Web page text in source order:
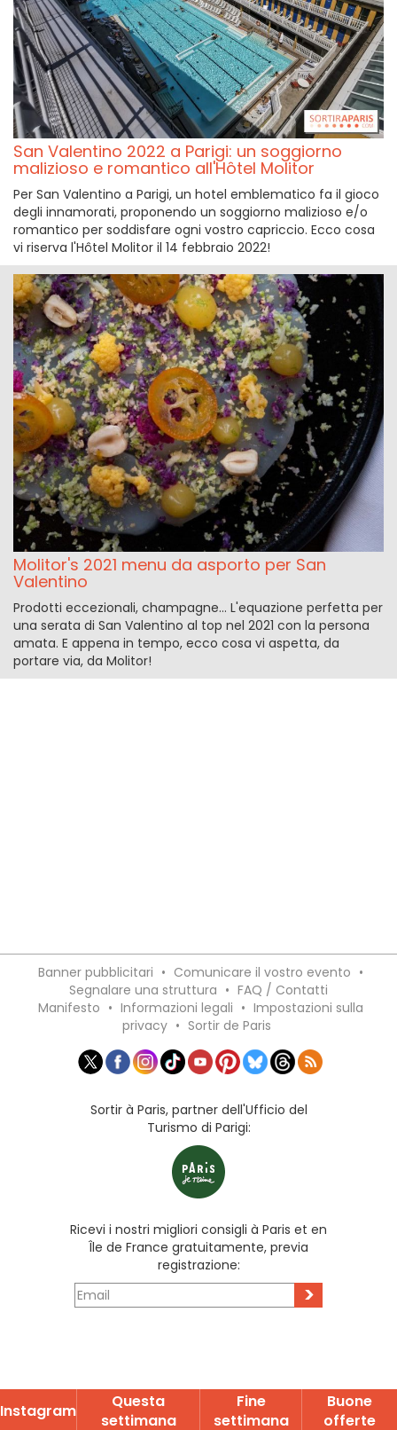
San Valentino 2022 a Parigi: un soggiorno
malizioso e romantico all'Hôtel Molitor
Per San Valentino a Parigi, un hotel emblematico fa il gioco
degli innamorati, proponendo un soggiorno malizioso e/o
romantico per soddisfare ogni vostro capriccio. Ecco cosa
vi riserva l'Hôtel Molitor il 14 febbraio 2022!
Molitor's 2021 menu da asporto per San
Valentino
Prodotti eccezionali, champagne... L'equazione perfetta per
una serata di San Valentino al top nel 2021 con la persona
amata. E appena in tempo, ecco cosa vi aspetta, da
portare via, da Molitor!
Banner pubblicitari • Comunicare il vostro evento •
Segnalare una struttura • FAQ / Contatti
Manifesto • Informazioni legali • Impostazioni sulla
privacy • Sortir de Paris
Sortir à Paris, partner dell'Ufficio del
Turismo di Parigi:
Ricevi i nostri migliori consigli à Paris et en
Île de France gratuitamente, previa
registrazione:
>
Instagram
Questa
settimana
Fine
settimana
Buone
offerte